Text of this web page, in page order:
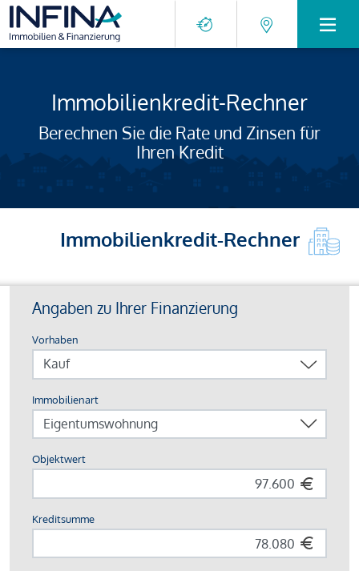
Immobilienkredit-Rechner
Berechnen Sie die Rate und Zinsen für
Ihren Kredit
Immobilienkredit-Rechner